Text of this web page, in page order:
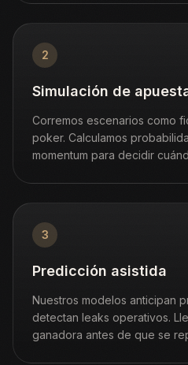
2
Simulación de
Corremos escenarios como
poker. Calculamos
momentum para decidir
3
Predicción asistida
Nuestros modelos anticipan
detectan leaks operativos.
ganadora antes de que se